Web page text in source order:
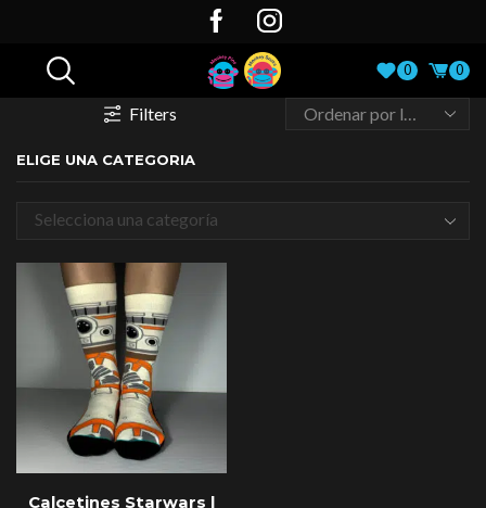
0 0
Filters
ELIGE UNA CATEGORIA
Selecciona una categoría
Calcetines Starwars |